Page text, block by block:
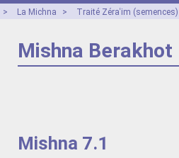
> La Michna > Traité Zéraʿim (semences)
Mishna
Mishna 7.1